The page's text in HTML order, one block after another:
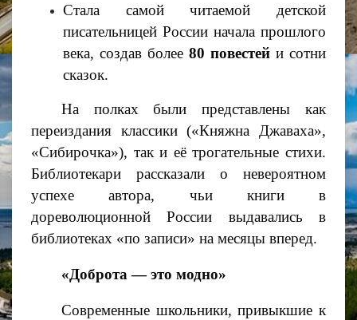
Стала самой читаемой детской
писательницей России начала прошлого
века, создав более 80 повестей и сотни
сказок.
На полках были представлены как
переиздания классики («Княжна Джаваха»,
«Сибирочка»), так и её трогательные стихи.
Библиотекари рассказали о невероятном
успехе автора, чьи книги в
дореволюционной России выдавались в
библиотеках «по записи» на месяцы вперед.
«Доброта — это модно»
Современные школьники, привыкшие к